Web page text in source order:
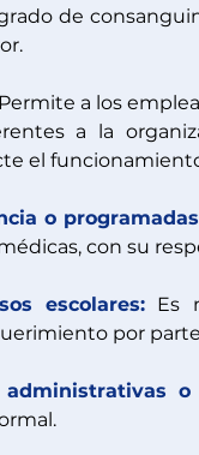
de
Permite a los
a la
el
o
con su
escolares: Es
por
o